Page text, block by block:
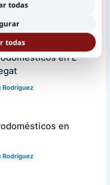
en L
Rodríguez
en
Rodríguez
todas
todas